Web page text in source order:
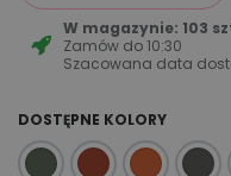
W magazynie: 103
Zamów do10:30
Szacowana data
DOSTĘPNE KOLORY